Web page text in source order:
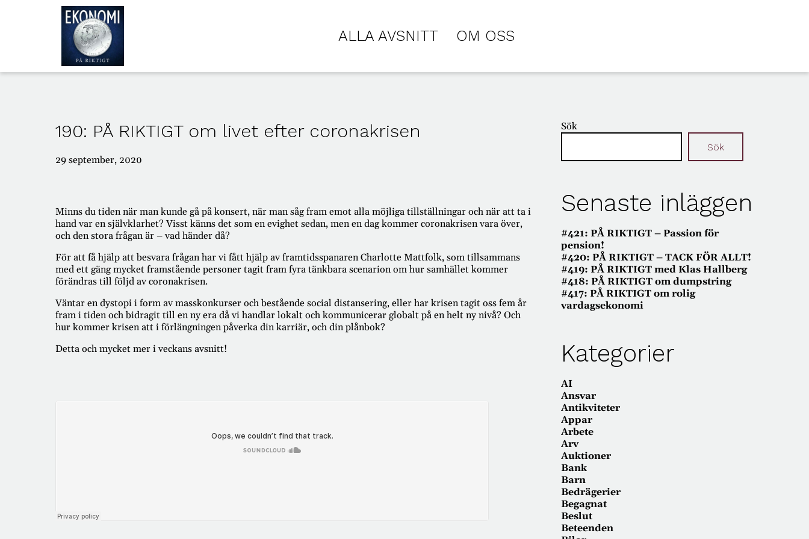
ALLA AVSNITT OM OSS
190: PÅ RIKTIGT om livet efter coronakrisen
29 september, 2020
Minns du tiden när man kunde gå på konsert, när man såg fram emot alla möjliga tillställningar och när att ta i
hand var en självklarhet? Visst känns det som en evighet sedan, men en dag kommer coronakrisen vara över,
och den stora frågan är – vad händer då?
För att få hjälp att besvara frågan har vi fått hjälp av framtidsspanaren Charlotte Mattfolk, som tillsammans
med ett gäng mycket framstående personer tagit fram fyra tänkbara scenarion om hur samhället kommer
förändras till följd av coronakrisen.
Väntar en dystopi i form av masskonkurser och bestående social distansering, eller har krisen tagit oss fem år
fram i tiden och bidragit till en ny era då vi handlar lokalt och kommunicerar globalt på en helt ny nivå? Och
hur kommer krisen att i förlängningen påverka din karriär, och din plånbok?
Detta och mycket mer i veckans avsnitt!
Sök
Sök
Senaste inläggen
#421: PÅ RIKTIGT – Passion för
pension!
#420: PÅ RIKTIGT – TACK FÖR ALLT!
#419: PÅ RIKTIGT med Klas Hallberg
#418: PÅ RIKTIGT om dumpstring
#417: PÅ RIKTIGT om rolig
vardagsekonomi
Kategorier
AI
Ansvar
Antikviteter
Appar
Arbete
Arv
Auktioner
Bank
Barn
Bedrägerier
Begagnat
Beslut
Beteenden